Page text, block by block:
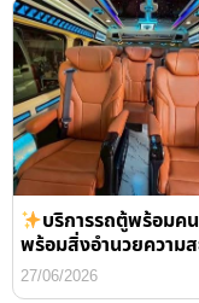
บริการรถตู้พร้อมค
พร้อมสิ่งอำนวยความ
27/06/2026